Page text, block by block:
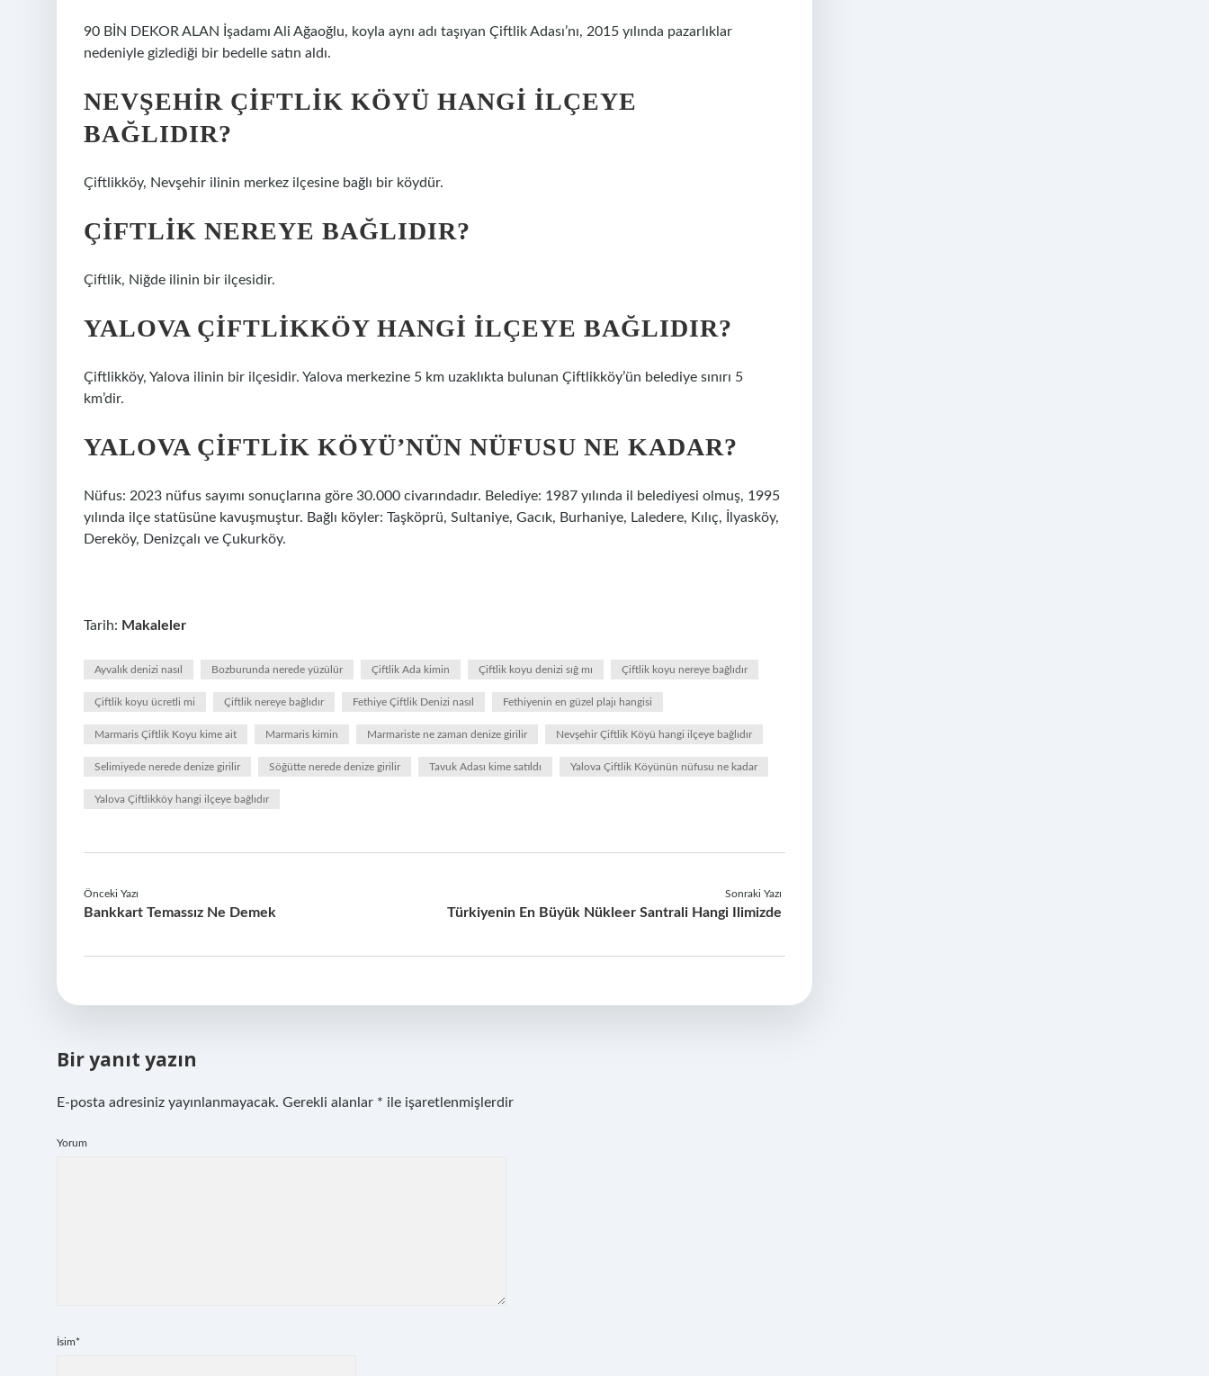
90 BİN DEKOR ALAN İşadamı Ali Ağaoğlu, koyla aynı adı taşıyan Çiftlik Adası’nı, 2015 yılında pazarlıklar
nedeniyle gizlediği bir bedelle satın aldı.
NEVŞEHIR ÇIFTLIK KÖYÜ HANGI ILÇEYE
BAĞLIDIR?
Çiftlikköy, Nevşehir ilinin merkez ilçesine bağlı bir köydür.
ÇIFTLIK NEREYE BAĞLIDIR?
Çiftlik, Niğde ilinin bir ilçesidir.
YALOVA ÇIFTLIKKÖY HANGI ILÇEYE BAĞLIDIR?
Çiftlikköy, Yalova ilinin bir ilçesidir. Yalova merkezine 5 km uzaklıkta bulunan Çiftlikköy’ün belediye sınırı 5
km’dir.
YALOVA ÇIFTLIK KÖYÜ’NÜN NÜFUSU NE KADAR?
Nüfus: 2023 nüfus sayımı sonuçlarına göre 30.000 civarındadır. Belediye: 1987 yılında il belediyesi olmuş, 1995
yılında ilçe statüsüne kavuşmuştur. Bağlı köyler: Taşköprü, Sultaniye, Gacık, Burhaniye, Laledere, Kılıç, İlyasköy,
Dereköy, Denizçalı ve Çukurköy.
Tarih: Makaleler
Ayvalık denizi nasıl Bozburunda nerede yüzülür Çiftlik Ada kimin Çiftlik koyu denizi sığ mı Çiftlik koyu nereye bağlıdır
Çiftlik koyu ücretli mi Çiftlik nereye bağlıdır Fethiye Çiftlik Denizi nasıl Fethiyenin en güzel plajı hangisi
Marmaris Çiftlik Koyu kime ait Marmaris kimin Marmariste ne zaman denize girilir Nevşehir Çiftlik Köyü hangi ilçeye bağlıdır
Selimiyede nerede denize girilir Söğütte nerede denize girilir Tavuk Adası kime satıldı Yalova Çiftlik Köyünün nüfusu ne kadar
Yalova Çiftlikköy hangi ilçeye bağlıdır
Önceki Yazı
Bankkart Temassız Ne Demek
Sonraki Yazı
Türkiyenin En Büyük Nükleer Santrali Hangi Ilimizde
Bir yanıt yazın
E-posta adresiniz yayınlanmayacak. Gerekli alanlar * ile işaretlenmişlerdir
Yorum
İsim*